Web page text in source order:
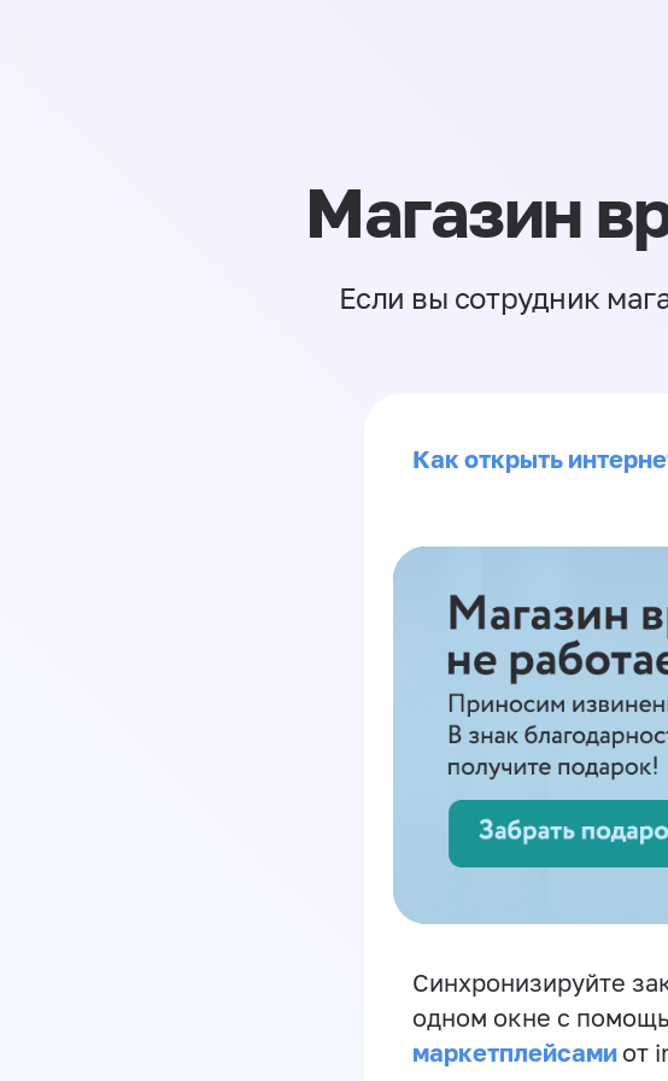
Магазин
Если вы сотрудник
Как открыть
Синхронизируйте
одном окне с
маркетплейсами от